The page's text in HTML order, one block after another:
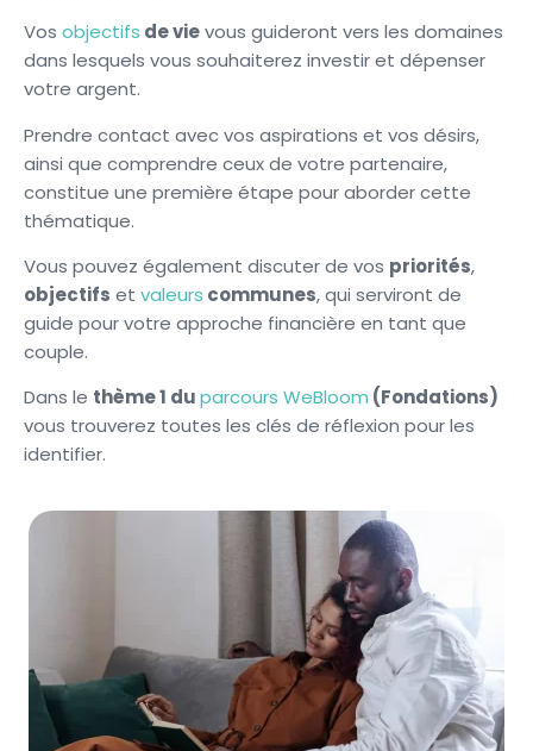
Vos objectifs de vievous guideront vers les domaines
dans lesquels vous souhaiterez investir et dépenser
votre argent.
Prendre contact avec vos aspirations et vos désirs,
ainsi que comprendre ceux de votre partenaire,
constitue une première étape pour aborder cette
thématique.
Vous pouvez également discuter de vos priorités,
objectifs et valeurs communes, qui serviront de
guide pour votre approche financière en tant que
couple.
Dans le thème 1 duparcours WeBloom (Fondations)
vous trouverez toutes les clés de réflexion pour les
identifier.